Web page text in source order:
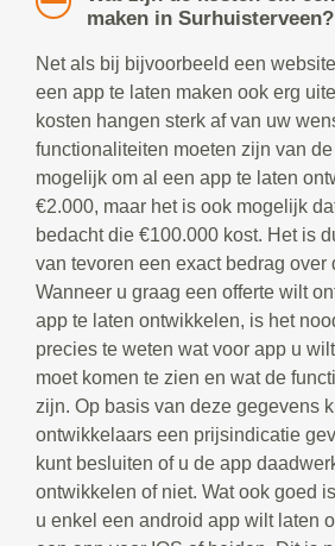
maken in Surhuisterveen?
Net als bij bijvoorbeeld een
een app te laten maken ook erg
kosten hangen sterk af van uw
functionaliteiten moeten zijn van
mogelijk om al een app te laten
€2.000, maar het is ook mogelijk
bedacht die €100.000 kost. Het is
van tevoren een exact bedrag over
Wanneer u graag een offerte wilt
app te laten ontwikkelen, is het
precies te weten wat voor app u
moet komen te zien en wat de
zijn. Op basis van deze gegevens
ontwikkelaars een prijsindicatie
kunt besluiten of u de app
ontwikkelen of niet. Wat ook goed
u enkel een android app wilt laten